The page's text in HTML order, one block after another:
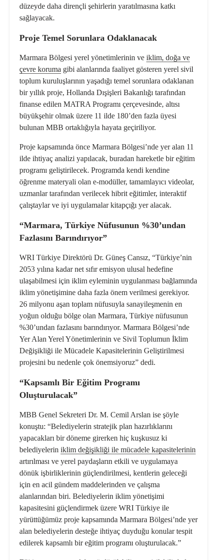
düzeyde daha dirençli şehirlerin yaratılmasına katkı
sağlayacak.
Proje Temel Sorunlara Odaklanacak
Marmara Bölgesi yerel yönetimlerinin ve iklim, doğa ve
çevre koruma gibi alanlarında faaliyet gösteren yerel sivil
toplum kuruluşlarının yaşadığı temel sorunlara odaklanan
bir yıllık proje, Hollanda Dışişleri Bakanlığı tarafından
finanse edilen MATRA Programı çerçevesinde, altısı
büyükşehir olmak üzere 11 ilde 180’den fazla üyesi
bulunan MBB ortaklığıyla hayata geçiriliyor.
Proje kapsamında önce Marmara Bölgesi’nde yer alan 11
ilde ihtiyaç analizi yapılacak, buradan hareketle bir eğitim
programı geliştirilecek. Programda kendi kendine
öğrenme materyali olan e-modüller, tamamlayıcı videolar,
uzmanlar tarafından verilecek hibrit eğitimler, interaktif
çalıştaylar ve iyi uygulamalar kitapçığı yer alacak.
“Marmara, Türkiye Nüfusunun %30’undan
Fazlasını Barındırıyor”
WRI Türkiye Direktörü Dr. Güneş Cansız, “Türkiye’nin
2053 yılına kadarnet sıfır emisyon ulusal hedefine
ulaşabilmesi için iklim eyleminin uygulanması bağlamında
iklim yönetişimine daha fazla önem verilmesi gerekiyor.
26 milyonu aşan toplam nüfusuyla sanayileşmenin en
yoğun olduğu bölge olan Marmara, Türkiye nüfusunun
%30’undan fazlasını barındırıyor. Marmara Bölgesi’nde
Yer Alan Yerel Yönetimlerinin ve Sivil Toplumun İklim
Değişikliği ile Mücadele Kapasitelerinin Geliştirilmesi
projesini bu nedenle çok önemsiyoruz” dedi.
“Kapsamlı Bir Eğitim Programı
Oluşturulacak”
MBB Genel Sekreteri Dr. M. Cemil Arslan ise şöyle
konuştu: “Belediyelerin stratejik plan hazırlıklarını
yapacakları bir döneme girerken hiç kuşkusuz ki
belediyelerin iklim değişikliği ile mücadele kapasitelerinin
artırılması ve yerel paydaşların etkili ve uygulamaya
dönük işbirliklerinin güçlendirilmesi, kentlerin geleceği
için en acil gündem maddelerinden ve çalışma
alanlarından biri. Belediyelerin iklim yönetişimi
kapasitesini güçlendirmek üzere WRI Türkiye ile
yürüttüğümüz proje kapsamında Marmara Bölgesi’nde yer
alan belediyelerin desteğe ihtiyaç duyduğu konular tespit
edilerek kapsamlı bir eğitim programı oluşturulacak.”